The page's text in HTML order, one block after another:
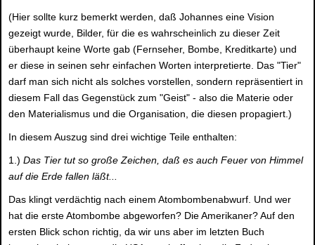
(Hier sollte kurz bemerkt werden, daß Johannes eine Vision
gezeigt wurde, Bilder, für die es wahrscheinlich zu dieser Zeit
überhaupt keine Worte gab (Fernseher, Bombe, Kreditkarte) und
er diese in seinen sehr einfachen Worten interpretierte. Das "Tier"
darf man sich nicht als solches vorstellen, sondern repräsentiert in
diesem Fall das Gegenstück zum "Geist" - also die Materie oder
den Materialismus und die Organisation, die diesen propagiert.)
In diesem Auszug sind drei wichtige Teile enthalten:
1.) Das Tier tut so große Zeichen, daß es auch Feuer von Himmel
auf die Erde fallen läßt...
Das klingt verdächtig nach einem Atombombenabwurf. Und wer
hat die erste Atombombe abgeworfen? Die Amerikaner? Auf den
ersten Blick schon richtig, da wir uns aber im letzten Buch